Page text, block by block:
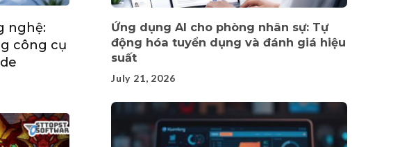
nghệ:
công cụ
Ứng dụng AI cho phòng nhân sự: Tự
động hóa tuyển dụng và đánh giá hiệu
suất
July 21, 2026